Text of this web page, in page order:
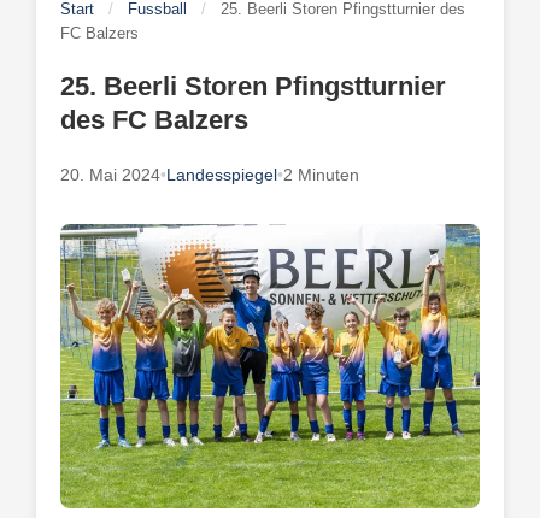
Start / Fussball /
25. Beerli Storen Pfingstturnier des
FC Balzers
25. Beerli Storen Pfingstturnier
des FC Balzers
20. Mai 2024•Landesspiegel•2 Minuten